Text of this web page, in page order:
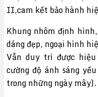
II,cam kết bảo hành
Khung nhôm định
dáng đẹp, ngoại hình
Vẫn duy trì được
cường độ ánh sáng
trong những ngày mây).